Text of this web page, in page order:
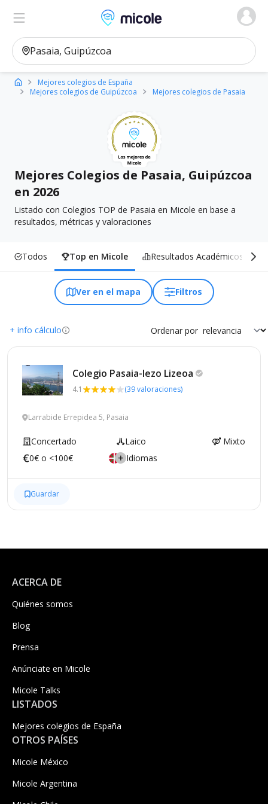
Micole, buscador de colegios
Ver en el mapa
Mejores colegios de España
Mejores colegios de Guipúzcoa
Mejores colegios de Pasaia
Mejores Colegios de Pasaia, Guipúzcoa
en 2026
Listado con Colegios TOP de Pasaia en Micole en base a
resultados, métricas y valoraciones
Todos Top en Micole Resultados Académicos
Ver en el mapa Filtros
+ info cálculo Ordenar por
Colegio Pasaia-lezo Lizeoa
4.1 (39 valoraciones)
Larrabide Errepidea 5, Pasaia
Concertado Laico
Mixto
0€ o <100€
Idiomas
Guardar
ACERCA DE
Quiénes somos
Blog
Prensa
Anúnciate en Micole
Micole Talks
LISTADOS
Mejores colegios de España
OTROS PAÍSES
Micole México
Micole Argentina